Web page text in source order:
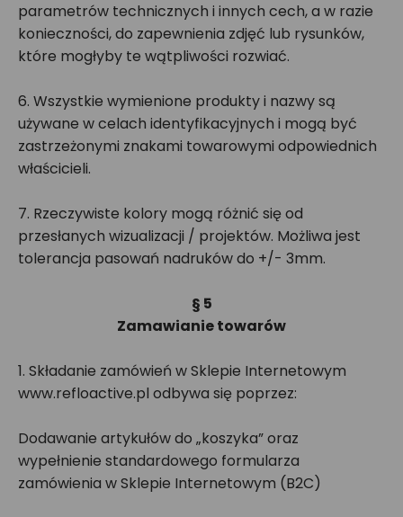
parametrów technicznych i innych cech, a w razie
konieczności, do zapewnienia zdjęć lub rysunków,
które mogłyby te wątpliwości rozwiać.
6. Wszystkie wymienione produkty i nazwy są
używane w celach identyfikacyjnych i mogą być
zastrzeżonymi znakami towarowymi odpowiednich
właścicieli.
7. Rzeczywiste kolory mogą różnić się od
przesłanych wizualizacji / projektów. Możliwa jest
tolerancja pasowań nadruków do +/- 3mm.
§ 5
Zamawianie towarów
1. Składanie zamówień w Sklepie Internetowym
www.refloactive.pl odbywa się poprzez:
Dodawanie artykułów do „koszyka” oraz
wypełnienie standardowego formularza
zamówienia w Sklepie Internetowym (B2C)